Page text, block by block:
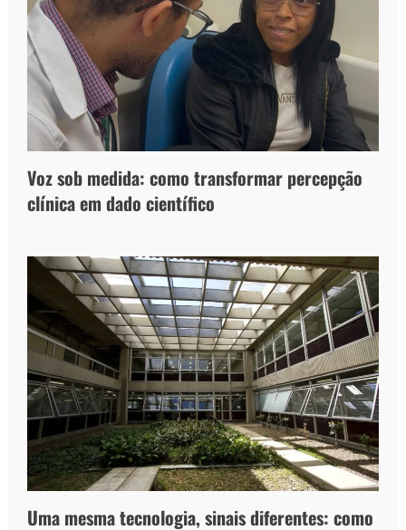
Voz sob medida: como transformar percepção
clínica em dado científico
Uma mesma tecnologia, sinais diferentes: como